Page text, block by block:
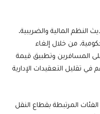
المالية والضريبية،
من خلال إلغاء
المسافرين وتطبيق قيمة
تقليل التعقيدات الإدارية
المرتبطة بقطاع النقل